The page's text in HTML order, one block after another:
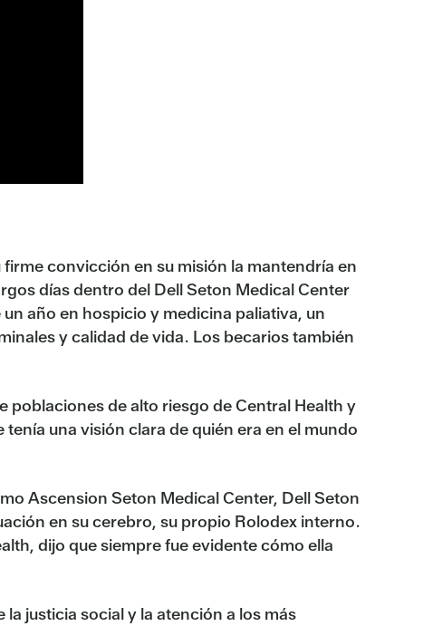
convicción en su misión la mantendría en
días dentro del Dell Seton Medical Center
año en hospicio y medicina paliativa, un
y calidad de vida. Los becarios también
poblaciones de alto riesgo de Central Health y
una visión clara de quién era en el mundo
Ascension Seton Medical Center, Dell Seton
en su cerebro, su propio Rolodex interno.
dijo que siempre fue evidente cómo ella
justicia social y la atención a los más